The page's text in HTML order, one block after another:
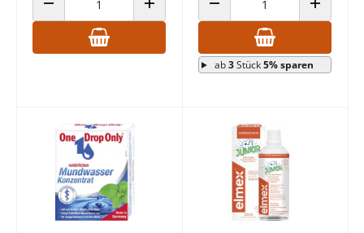
ANZAHL VERRINGERN ANZAHL ERHÖHENANZAHL VERRINGERN ANZAHL
ab3Stück5% sparen